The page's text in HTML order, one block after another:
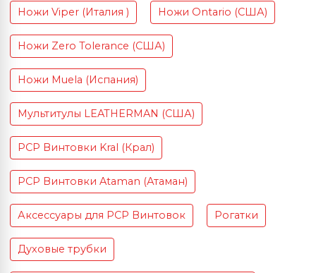
Ножи Viper (Италия ) Ножи Ontario (США)
Ножи Zero Tolerance (США)
Ножи Muela (Испания)
Мультитулы LEATHERMAN (США)
PCP Винтовки Kral (Крал)
PCP Винтовки Ataman (Атаман)
Аксессуары для PCP Винтовок Рогатки
Духовые трубки